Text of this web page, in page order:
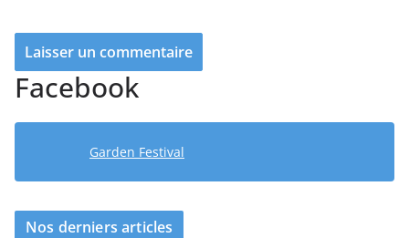
Facebook
Garden Festival
Nos derniers articles